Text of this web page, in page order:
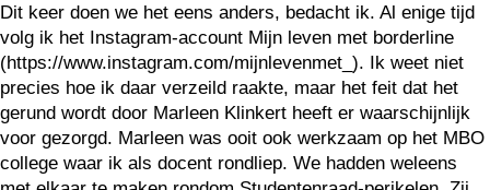
Dit keer doen we het eens anders, bedacht ik. Al enige tijd
volg ik het Instagram-account Mijn leven met borderline
(https://www.instagram.com/mijnlevenmet_). Ik weet niet
precies hoe ik daar verzeild raakte, maar het feit dat het
gerund wordt door Marleen Klinkert heeft er waarschijnlijk
voor gezorgd. Marleen was ooit ook werkzaam op het MBO
college waar ik als docent rondliep. We hadden weleens